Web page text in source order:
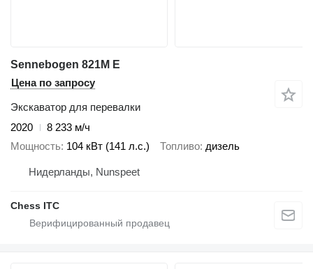
Sennebogen 821M E
Цена по запросу
Экскаватор для перевалки
2020
8 233 м/ч
Мощность 104 кВт (141 л.с.) Топливо дизель
Нидерланды, Nunspeet
Chess ITC